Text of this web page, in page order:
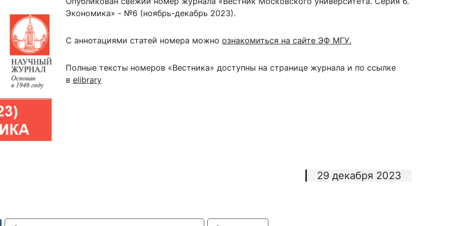
Закрепление
и трудоустройство
трудоустройству
/ мероприятия
Информационные ресурсы
Читальный зал
Студентам
факультета»
«Экономика»
Экономика» - №6 (ноябрь-декабрь 2023).
С аннотациями статей номера можно ознакомиться на сайте ЭФ МГУ.
Полные тексты номеров «Вестника» доступны на странице журнала и по ссылке
в elibrary
29 декабря 2023